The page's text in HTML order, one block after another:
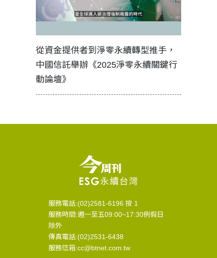
從資金提供者到淨零永續轉型推手，
中國信託舉辦《2025淨零永續關鍵行
動論壇》
服務電話:(02)2581-6196 按 1
服務時間:週一至五09:00~17:30例假日
除外
傳真電話:(02)2531-6438
服務信箱:cc@btnet.com.tw